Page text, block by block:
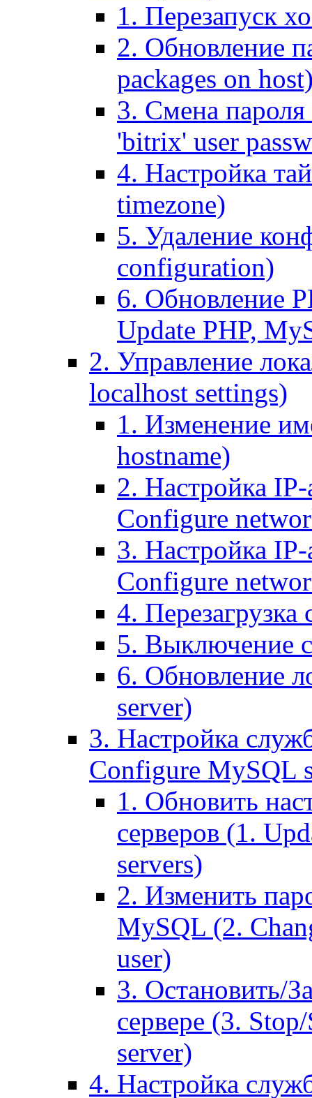
1. Перезапуск
2. Обновление
packages on
3. Смена пароля
'bitrix' user
4. Настройка
timezone)
5. Удаление
configuration)
6. Обновление
Update PHP,
2. Управление
localhost settings)
1. Изменение
hostname)
2. Настройка IP-
Configure
3. Настройка
Configure
4. Перезагрузка
5. Выключение
6. Обновление
server)
3. Настройка
Configure MySQL
1. Обновить
серверов (1.
servers)
2. Изменить
MySQL (2.
user)
3. Остановить/
сервере (3.
server)
4. Настройка